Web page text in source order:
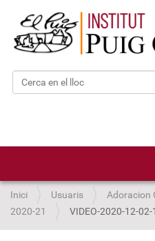
Cerca
Inici Usuaris Adoracion
2020-21
VIDEO-2020-12-